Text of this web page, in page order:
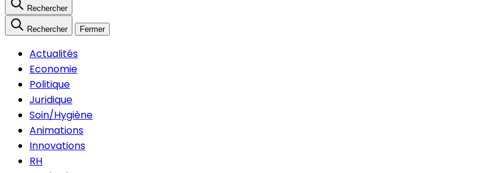
Rechercher
Rechercher Fermer
Actualités
Economie
Politique
Juridique
Soin/Hygiène
Animations
Innovations
RH